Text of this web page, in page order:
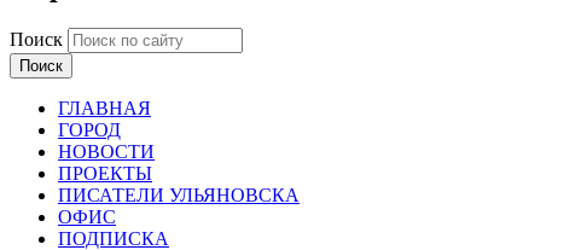
Поиск
ГЛАВНАЯ
ГОРОД
НОВОСТИ
ПРОЕКТЫ
ПИСАТЕЛИ УЛЬЯНОВСКА
ОФИС
ПОДПИСКА